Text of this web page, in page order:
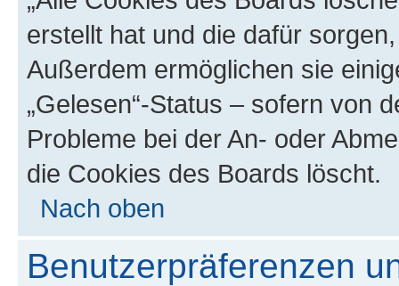
erstellt hat und die dafür
Außerdem ermöglichen sie
„Gelesen“-Status – sofern von
Probleme bei der An- oder
die Cookies des Boards löscht.
Nach oben
Benutzerpräferenzen